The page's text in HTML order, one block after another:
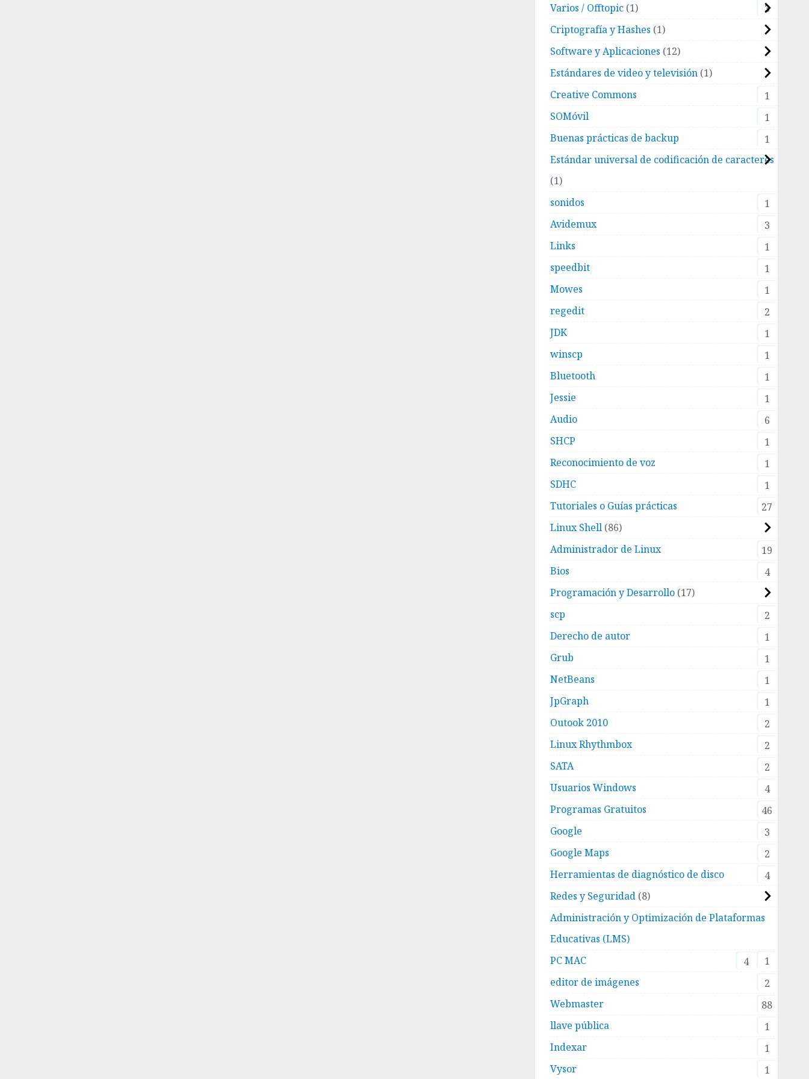
3
Varios / Offtopic 1
Criptografía y Hashes 1
Software y Aplicaciones 12
Estándares de video y televisión 1
Creative Commons
1
SOMóvil
1
Buenas prácticas de backup
1
Estándar universal de codificación de caracteres
1
sonidos
1
Avidemux
3
Links
1
speedbit
1
Mowes
1
regedit
2
JDK
1
winscp
1
Bluetooth
1
Jessie
1
Audio
6
SHCP
1
Reconocimiento de voz
1
SDHC
1
Tutoriales o Guías prácticas
27
Linux Shell 86
Administrador de Linux
19
Bios
4
Programación y Desarrollo 17
scp
2
Derecho de autor
1
Grub
1
NetBeans
1
JpGraph
1
Outook 2010
2
Linux Rhythmbox
2
SATA
2
Usuarios Windows
4
Programas Gratuitos
46
Google
3
Google Maps
2
Herramientas de diagnóstico de disco
4
Redes y Seguridad 8
Administración y Optimización de Plataformas
Educativas (LMS)
1
PC MAC
4
editor de imágenes
2
Webmaster
88
llave pública
1
Indexar
1
Vysor
1